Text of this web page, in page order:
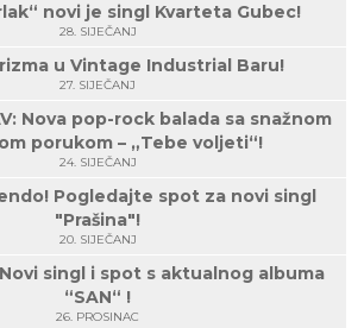
novi je singl Kvarteta Gubec!
28. SIJEČANJ
u Vintage Industrial Baru!
27. SIJEČANJ
Nova pop-rock balada sa snažnom
porukom – „Tebe voljeti“!
24. SIJEČANJ
Pogledajte spot za novi singl
"Prašina"!
20. SIJEČANJ
Novi singl i spot s aktualnog albuma
“SAN“ !
26. PROSINAC